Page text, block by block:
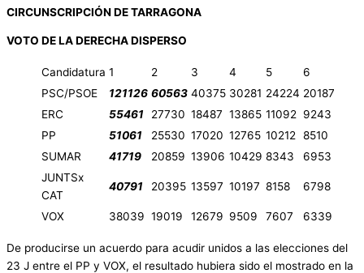
CIRCUNSCRIPCIÓN DE TARRAGONA
VOTO DE LA DERECHA DISPERSO
Candidatura 1 2 3 4 5
6
PSC/PSOE
121126 60563 40375 30281 24224 20187
ERC
55461 27730 18487 13865 11092
9243
PP
51061 25530 17020 12765 10212
8510
SUMAR
41719 20859 13906 10429 8343
6953
JUNTSx
CAT
40791 20395 13597 10197 8158 6798
VOX 38039 19019 12679 9509 7607 6339
De producirse un acuerdo para acudir unidos a las elecciones del
23 J entre el PP y VOX, el resultado hubiera sido el mostrado en la